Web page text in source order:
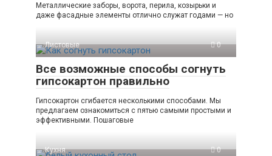
Металлические заборы, ворота, перила, козырьки и
даже фасадные элементы отлично служат годами — но
Листовые 0
Все возможные способы согнуть
гипсокартон правильно
Гипсокартон сгибается несколькими способами. Мы
предлагаем ознакомиться с пятью самыми простыми и
эффективными. Пошаговые
Кухня 0